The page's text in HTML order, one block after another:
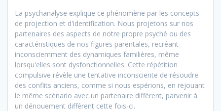
La psychanalyse explique ce phénomène par les concepts
de projection et d'identification. Nous projetons sur nos
partenaires des aspects de notre propre psyché ou des
caractéristiques de nos figures parentales, recréant
inconsciemment des dynamiques familières, même
lorsqu'elles sont dysfonctionnelles. Cette répétition
compulsive révèle une tentative inconsciente de résoudre
des conflits anciens, comme si nous espérions, en rejouant
le même scénario avec un partenaire différent, parvenir à
un dénouement différent cette fois-ci.